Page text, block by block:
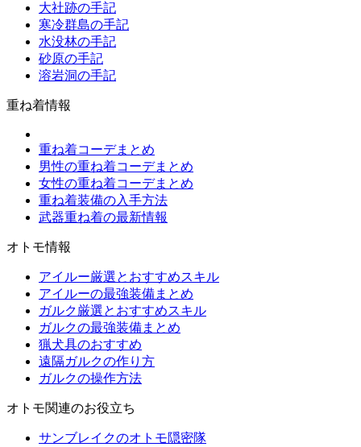
大社跡の手記
寒冷群島の手記
水没林の手記
砂原の手記
溶岩洞の手記
重ね着情報
重ね着コーデまとめ
男性の重ね着コーデまとめ
女性の重ね着コーデまとめ
重ね着装備の入手方法
武器重ね着の最新情報
オトモ情報
アイルー厳選とおすすめスキル
アイルーの最強装備まとめ
ガルク厳選とおすすめスキル
ガルクの最強装備まとめ
猟犬具のおすすめ
遠隔ガルクの作り方
ガルクの操作方法
オトモ関連のお役立ち
サンブレイクのオトモ隠密隊